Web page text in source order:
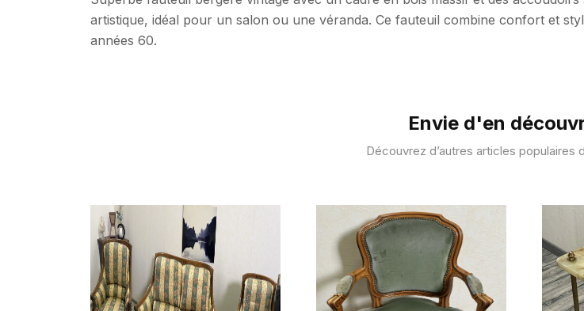
artistique, idéal pour un salon ou une véranda. Ce fauteuil combine confort et
années 60.
Envie d'en
Découvrez d’autres articles populaires